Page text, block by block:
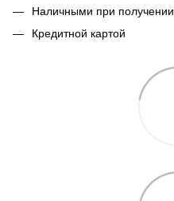
Наличными при получении
Кредитной картой